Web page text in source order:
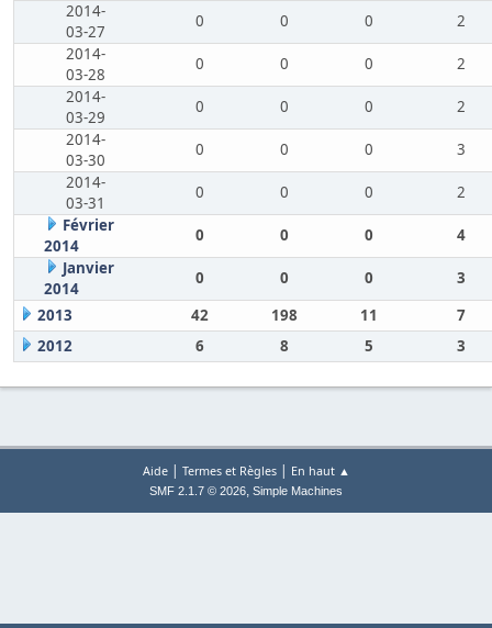
2014-
03-27
0 0 0
2
2014-
03-28
0 0 0
2
2014-
03-29
0 0 0
2
2014-
03-30
0 0 0
3
2014-
03-31
0 0 0
2
Février
2014
0 0 0
4
Janvier
2014
0 0 0
3
2013
42 198 11
7
2012
6 8 5 3
Aide| Termes et Règles| En haut ▲
SMF 2.1.7 © 2026, Simple Machines